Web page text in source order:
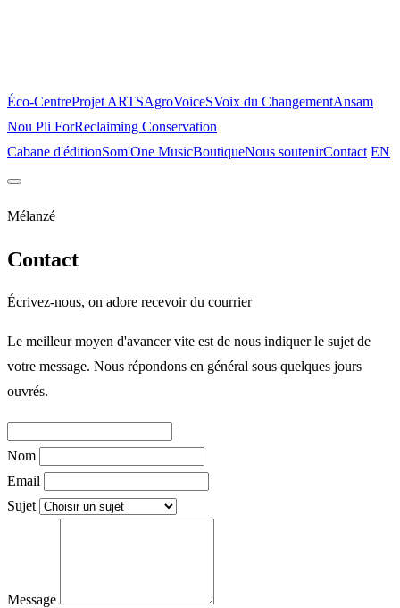
Éco-CentreProjet ARTSAgroVoiceSVoix du ChangementAnsam
Nou Pli ForReclaiming Conservation
Cabane d'éditionSom'One MusicBoutiqueNous soutenirContact EN
Éco-Centre
Projet ARTS
Cabane d'édition Som'One MusicBoutiqueNous soutenir
Mélanzé
Contact
Écrivez-nous, on adore recevoir du courrier
Le meilleur moyen d'avancer vite est de nous indiquer le sujet de
votre message. Nous répondons en général sous quelques jours
ouvrés.
Nom
Email
Sujet
Message